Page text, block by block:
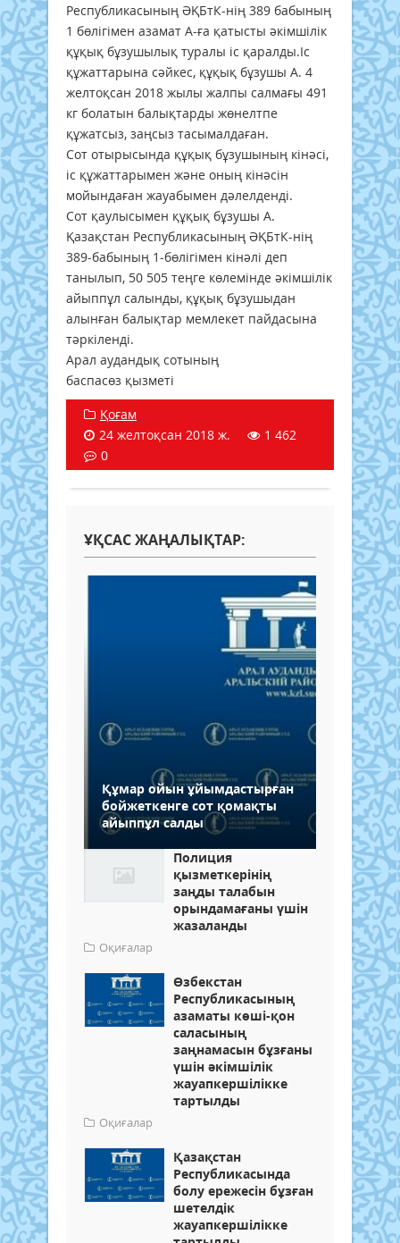
Республикасының ӘҚБтК-нің 389 бабының
1 бөлігімен азамат А-ға қатысты әкімшілік
құқық бұзушылық туралы іс қаралды.Іс
құжаттарына сәйкес, құқық бұзушы А. 4
желтоқсан 2018 жылы жалпы салмағы 491
кг болатын балықтарды жөнелтпе
құжатсыз, заңсыз тасымалдаған.
Сот отырысында құқық бұзушының кінәсі,
іс құжаттарымен және оның кінәсін
мойындаған жауабымен дәлелденді.
Сот қаулысымен құқық бұзушы А.
Қазақстан Республикасының ӘҚБтК-нің
389-бабының 1-бөлігімен кінәлі деп
танылып, 50 505 теңге көлемінде әкімшілік
айыппұл салынды, құқық бұзушыдан
алынған балықтар мемлекет пайдасына
тәркіленді.
Арал аудандық сотының
баспасөз қызметі
Қоғам
24 желтоқсан 2018 ж.
1 462
0
ҰҚСАС ЖАҢАЛЫҚТАР:
Құмар ойын ұйымдастырған
бойжеткенге сот қомақты
айыппұл салды
Полиция
қызметкерінің
заңды талабын
орындамағаны үшін
жазаланды
Оқиғалар
Өзбекстан
Республикасының
азаматы көші-қон
саласының
заңнамасын бұзғаны
үшін әкімшілік
жауапкершілікке
тартылды
Оқиғалар
Қазақстан
Республикасында
болу ережесін бұзған
шетелдік
жауапкершілікке